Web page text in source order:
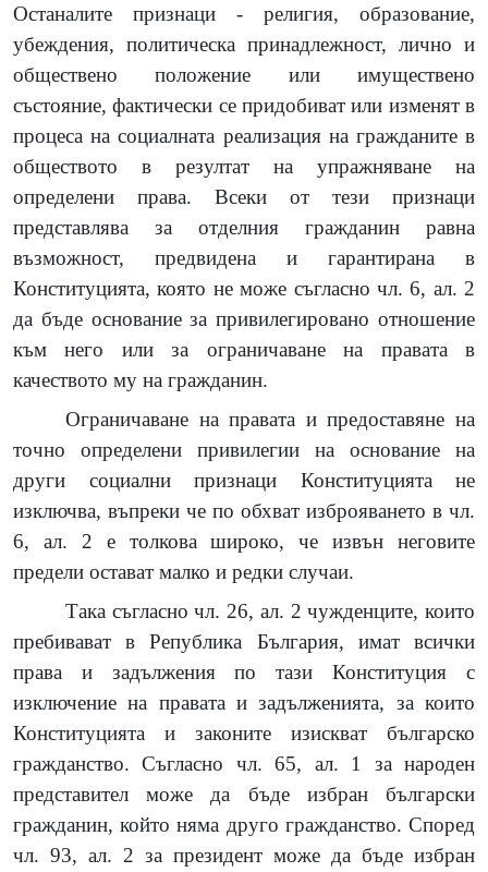
Останалите признаци - религия, образование,
убеждения, политическа принадлежност, лично и
обществено положение или имуществено
състояние, фактически се придобиват или изменят в
процеса на социалната реализация на гражданите в
обществото в резултат на упражняване на
определени права. Всеки от тези признаци
представлява за отделния гражданин равна
възможност, предвидена и гарантирана в
Конституцията, която не може съгласно чл. 6, ал. 2
да бъде основание за привилегировано отношение
към него или за ограничаване на правата в
качеството му на гражданин.
Ограничаване на правата и предоставяне на
точно определени привилегии на основание на
други социални признаци Конституцията не
изключва, въпреки че по обхват изброяването в чл.
6, ал. 2 е толкова широко, че извън неговите
предели остават малко и редки случаи.
Така съгласно чл. 26, ал. 2 чужденците, които
пребивават в Република България, имат всички
права и задължения по тази Конституция с
изключение на правата и задълженията, за които
Конституцията и законите изискват българско
гражданство. Съгласно чл. 65, ал. 1 за народен
представител може да бъде избран български
гражданин, който няма друго гражданство. Според
чл. 93, ал. 2 за президент може да бъде избран